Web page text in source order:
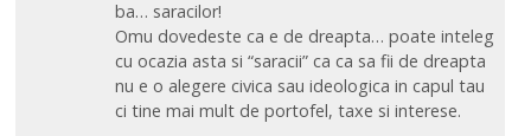
ba… saracilor!
Omu dovedeste ca e de dreapta… poate inteleg
cu ocazia asta si “saracii” ca ca sa fii de dreapta
nu e o alegere civica sau ideologica in capul tau
ci tine mai mult de portofel, taxe si interese.